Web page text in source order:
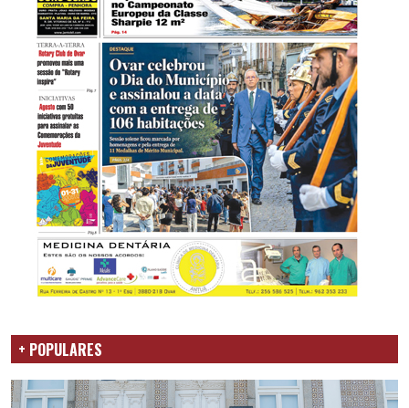
+ POPULARES